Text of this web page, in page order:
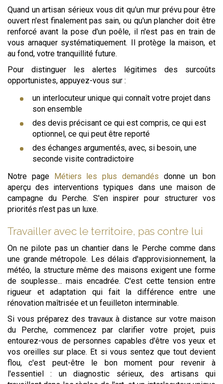
Quand un artisan sérieux vous dit qu'un mur prévu pour être
ouvert n'est finalement pas sain, ou qu'un plancher doit être
renforcé avant la pose d'un poêle, il n'est pas en train de
vous arnaquer systématiquement. Il protège la maison, et
au fond, votre tranquillité future.
Pour distinguer les alertes légitimes des surcoûts
opportunistes, appuyez-vous sur :
un interlocuteur unique qui connaît votre projet dans
son ensemble
des devis précisant ce qui est compris, ce qui est
optionnel, ce qui peut être reporté
des échanges argumentés, avec, si besoin, une
seconde visite contradictoire
Notre page Métiers les plus demandés donne un bon
aperçu des interventions typiques dans une maison de
campagne du Perche. S'en inspirer pour structurer vos
priorités n'est pas un luxe.
Travailler avec le territoire, pas contre lui
On ne pilote pas un chantier dans le Perche comme dans
une grande métropole. Les délais d'approvisionnement, la
météo, la structure même des maisons exigent une forme
de souplesse... mais encadrée. C'est cette tension entre
rigueur et adaptation qui fait la différence entre une
rénovation maîtrisée et un feuilleton interminable.
Si vous préparez des travaux à distance sur votre maison
du Perche, commencez par clarifier votre projet, puis
entourez-vous de personnes capables d'être vos yeux et
vos oreilles sur place. Et si vous sentez que tout devient
flou, c'est peut-être le bon moment pour revenir à
l'essentiel : un diagnostic sérieux, des artisans qui